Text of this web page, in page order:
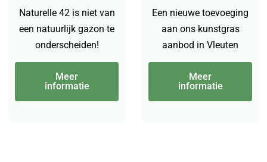
Naturelle 42 is niet van
een natuurlijk gazon te
onderscheiden!
Meer
informatie
Een nieuwe toevoeging
aan ons kunstgras
aanbod in Vleuten
Meer
informatie